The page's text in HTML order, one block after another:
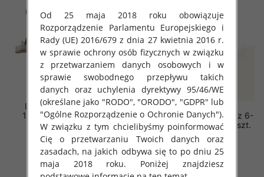
Leginsy dziewczęce Roz
128-176, 1 kolor Paczka 8
szt
20.00 zł
szczegóły
Leginsy dziewczęcy. Roz 6-
14, Mix Kolor Paczka 5 szt.
15.00 zł
szczegóły
Od 25 maja 2018 roku obowiązuje
Rozporządzenie Parlamentu Europejskiego i
Rady (UE) 2016/679 z dnia 27 kwietnia 2016 r.
w sprawie ochrony osób fizycznych w związku
z przetwarzaniem danych osobowych i w
sprawie swobodnego przepływu takich
danych oraz uchylenia dyrektywy 95/46/WE
(określane jako "RODO", "ORODO", "GDPR" lub
"Ogólne Rozporządzenie o Ochronie Danych").
W związku z tym chcielibyśmy poinformować
Cię o przetwarzaniu Twoich danych oraz
zasadach, na jakich odbywa się to po dniu 25
maja 2018 roku. Poniżej znajdziesz